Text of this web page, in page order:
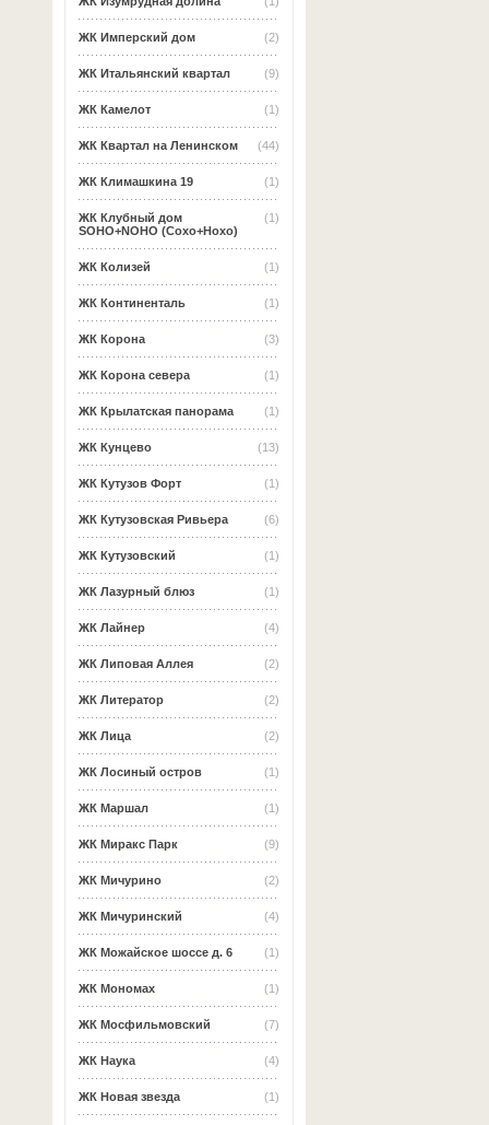
(2)
ЖК Имперский дом
(9)
ЖК Итальянский квартал
(1)
ЖК Камелот
(44)
ЖК Квартал на Ленинском
(1)
ЖК Климашкина 19
(1)
ЖК Клубный дом
SOHO+NOHO (Сохо+Нохо)
(1)
ЖК Колизей
(1)
ЖК Континенталь
(3)
ЖК Корона
(1)
ЖК Корона севера
(1)
ЖК Крылатская панорама
(13)
ЖК Кунцево
(1)
ЖК Кутузов Форт
(6)
ЖК Кутузовская Ривьера
(1)
ЖК Кутузовский
(1)
ЖК Лазурный блюз
(4)
ЖК Лайнер
(2)
ЖК Липовая Аллея
(2)
ЖК Литератор
(2)
ЖК Лица
(1)
ЖК Лосиный остров
(1)
ЖК Маршал
(9)
ЖК Миракс Парк
(2)
ЖК Мичурино
(4)
ЖК Мичуринский
(1)
ЖК Можайское шоссе д. 6
(1)
ЖК Мономах
(7)
ЖК Мосфильмовский
(4)
ЖК Наука
(1)
ЖК Новая звезда